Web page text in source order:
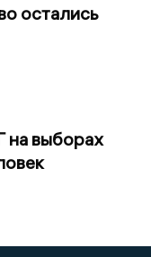
остались
на выборах